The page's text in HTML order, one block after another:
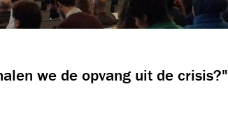
we de opvang uit de crisis?"